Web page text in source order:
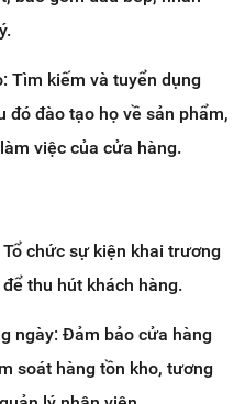
Tìm kiếm và tuyển dụng
đó đào tạo họ về sản phẩm,
việc của cửa hàng.
chức sự kiện khai trương
thu hút khách hàng.
ngày: Đảm bảo cửa hàng
soát hàng tồn kho, tương